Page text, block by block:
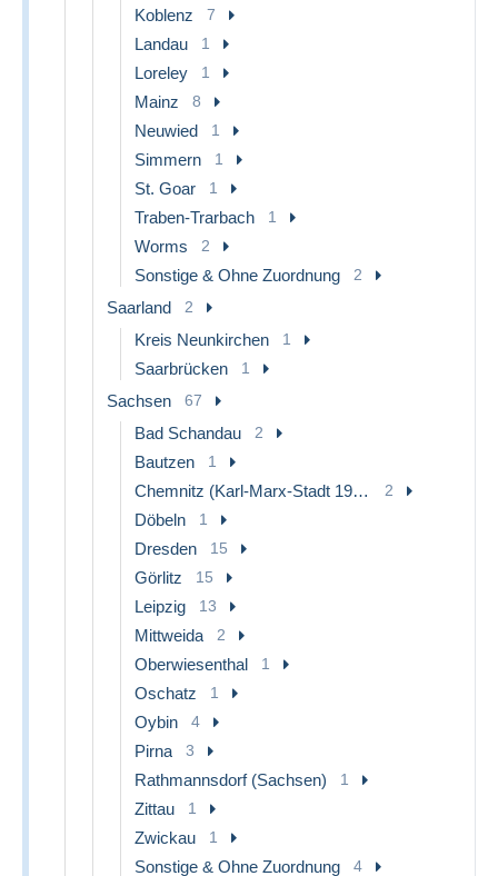
Koblenz 7
Landau 1
Loreley 1
Mainz 8
Neuwied 1
Simmern 1
St. Goar 1
Traben-Trarbach 1
Worms 2
Sonstige & Ohne Zuordnung 2
Saarland 2
Kreis Neunkirchen 1
Saarbrücken 1
Sachsen 67
Bad Schandau 2
Bautzen 1
Chemnitz (Karl-Marx-Stadt 1953-1990) 2
Döbeln 1
Dresden 15
Görlitz 15
Leipzig 13
Mittweida 2
Oberwiesenthal 1
Oschatz 1
Oybin 4
Pirna 3
Rathmannsdorf (Sachsen) 1
Zittau 1
Zwickau 1
Sonstige & Ohne Zuordnung 4